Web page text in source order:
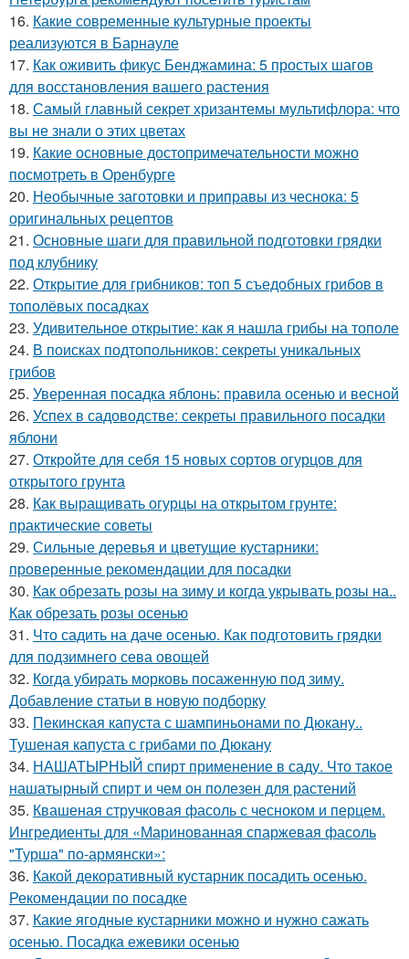
16. Какие современные культурные проекты
реализуются в Барнауле
17. Как оживить фикус Бенджамина: 5 простых шагов
для восстановления вашего растения
18. Самый главный секрет хризантемы мультифлора: что
вы не знали о этих цветах
19. Какие основные достопримечательности можно
посмотреть в Оренбурге
20. Необычные заготовки и приправы из чеснока: 5
оригинальных рецептов
21. Основные шаги для правильной подготовки грядки
под клубнику
22. Открытие для грибников: топ 5 съедобных грибов в
тополёвых посадках
23. Удивительное открытие: как я нашла грибы на тополе
24. В поисках подтопольников: секреты уникальных
грибов
25. Уверенная посадка яблонь: правила осенью и весной
26. Успех в садоводстве: секреты правильного посадки
яблони
27. Откройте для себя 15 новых сортов огурцов для
открытого грунта
28. Как выращивать огурцы на открытом грунте:
практические советы
29. Сильные деревья и цветущие кустарники:
проверенные рекомендации для посадки
30. Как обрезать розы на зиму и когда укрывать розы на..
Как обрезать розы осенью
31. Что садить на даче осенью. Как подготовить грядки
для подзимнего сева овощей
32. Когда убирать морковь посаженную под зиму.
Добавление статьи в новую подборку
33. Пекинская капуста с шампиньонами по Дюкану..
Тушеная капуста с грибами по Дюкану
34. НАШАТЫРНЫЙ спирт применение в саду. Что такое
нашатырный спирт и чем он полезен для растений
35. Квашеная стручковая фасоль с чесноком и перцем.
Ингредиенты для «Маринованная спаржевая фасоль
"Турша" по-армянски»:
36. Какой декоративный кустарник посадить осенью.
Рекомендации по посадке
37. Какие ягодные кустарники можно и нужно сажать
осенью. Посадка ежевики осенью